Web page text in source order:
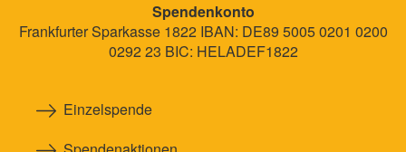
Spendenkonto
Frankfurter Sparkasse 1822 IBAN: DE89 5005 0201 0200
0292 23 BIC: HELADEF1822
Einzelspende